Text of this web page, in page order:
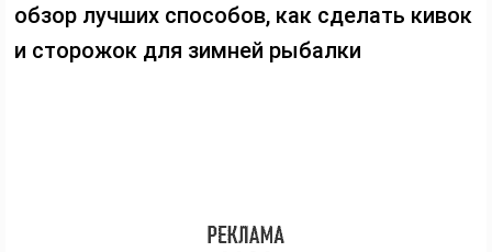
обзор лучших способов, как сделать кивок
и сторожок для зимней рыбалки